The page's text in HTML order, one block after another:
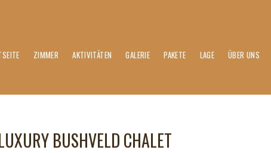
ZIMMER AKTIVITÄTEN GALERIE PAKETE LAGE ÜBER UNS
BUSHVELD CHALET